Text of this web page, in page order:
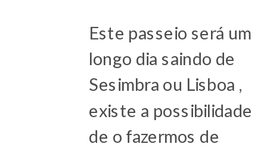
Este passeio será um
longo dia saindo de
Sesimbra ou Lisboa ,
existe a possibilidade
de o fazermos de